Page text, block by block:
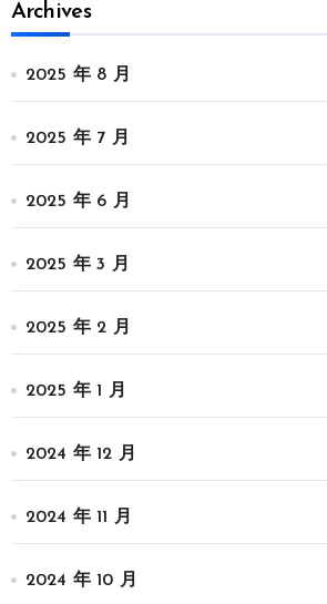
Archives
2025 年 8 月
2025 年 7 月
2025 年 6 月
2025 年 3 月
2025 年 2 月
2025 年 1 月
2024 年 12 月
2024 年 11 月
2024 年 10 月